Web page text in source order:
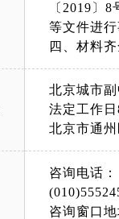
〔2019〕
等文件进
四、材料
北京城市
法定工作
北京市通
咨询电话：
咨询窗口